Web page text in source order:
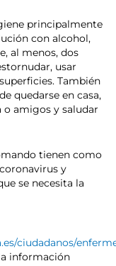
principalmente
con alcohol,
al menos, dos
usar
También
quedarse en casa,
amigos y saludar
tienen como
y
se necesita la
ciudadanos/
información